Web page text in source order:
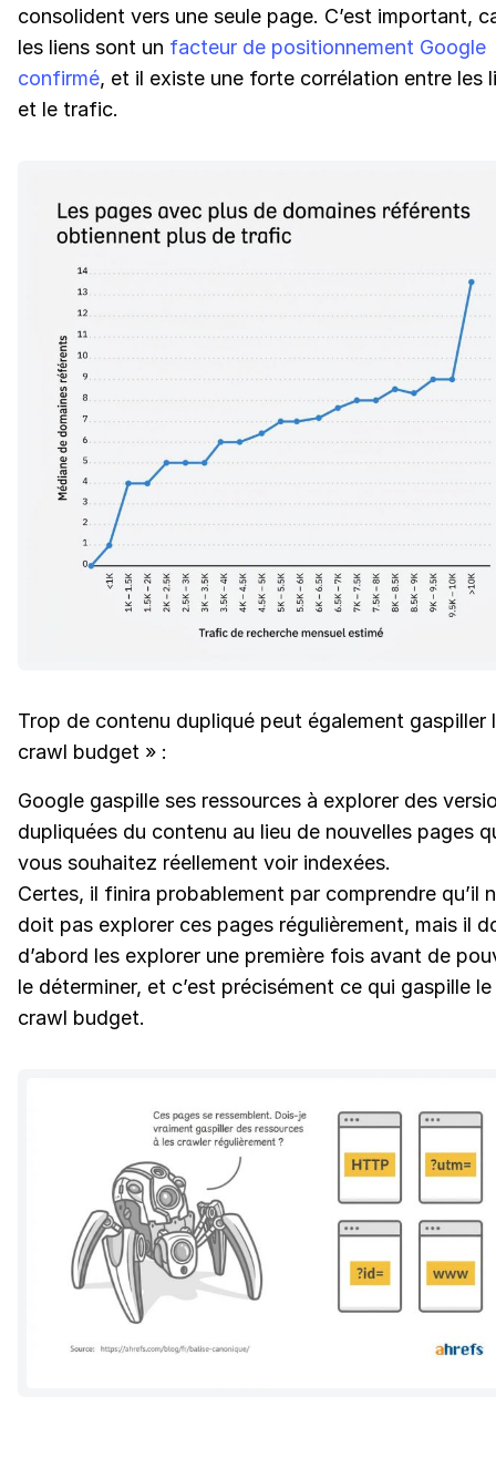
consolident vers une seule page. C’est important,
les liens sont un facteur de positionnement Google
confirmé, et il existe une forte corrélation entre les
et le trafic.
Trop de contenu dupliqué peut également gaspiller
crawl budget » :
Google gaspille ses ressources à explorer des
dupliquées du contenu au lieu de nouvelles pages
vous souhaitez réellement voir indexées.
Certes, il finira probablement par comprendre qu’il
doit pas explorer ces pages régulièrement, mais il
d’abord les explorer une première fois avant de
le déterminer, et c’est précisément ce qui gaspille le
crawl budget.